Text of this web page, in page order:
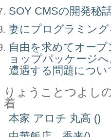
SOY CMSの開発秘
妻にプログラミン
自由を求めてオー
ョップパッケージ
遭遇する問題につい
りょうことつよし
着
本家 アロチ 丸高 ()